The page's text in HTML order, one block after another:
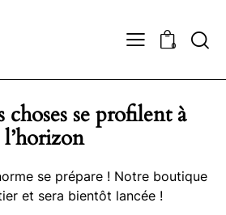
0
choses se profilent à
l’horizon
se prépare ! Notre boutique
et sera bientôt lancée !